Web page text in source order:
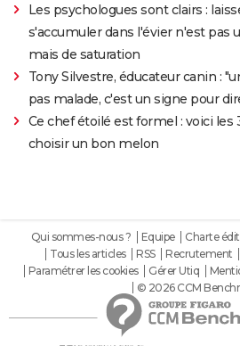
Les psychologues sont clairs :
s'accumuler dans l'évier n'est pas
mais de saturation
Tony Silvestre, éducateur canin :
pas malade, c'est un signe pour
Ce chef étoilé est formel : voici les
choisir un bon melon
Qui sommes-nous ? Equipe Charte
Tous les articles
RSS Recrutement
Paramétrer les cookies
Gérer Utiq
© 2026 CCM